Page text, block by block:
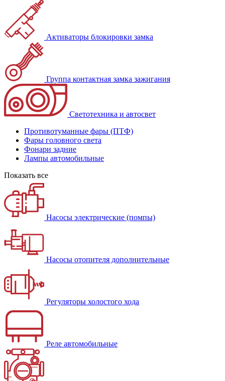
Активаторы блокировки замка
Группа контактная замка зажигания
Светотехника и автосвет
Противотуманные фары (ПТФ)
Фары головного света
Фонари задние
Лампы автомобильные
Показать все
Насосы электрические (помпы)
Насосы отопителя дополнительные
Регуляторы холостого хода
Реле автомобильные